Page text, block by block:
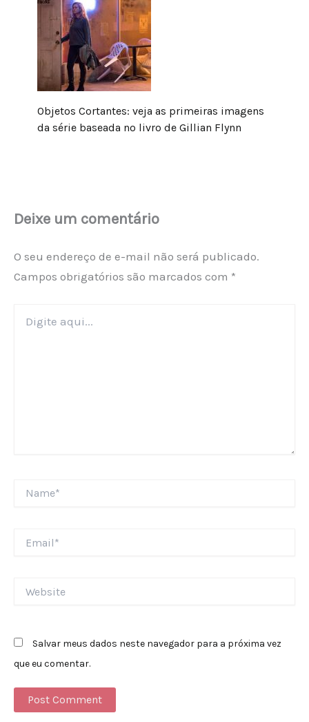
Objetos Cortantes: veja as primeiras imagens
da série baseada no livro de Gillian Flynn
Deixe um comentário
O seu endereço de e-mail não será publicado.
Campos obrigatórios são marcados com *
aqui...
Salvar meus dados neste navegador para a próxima vez
que eu comentar.